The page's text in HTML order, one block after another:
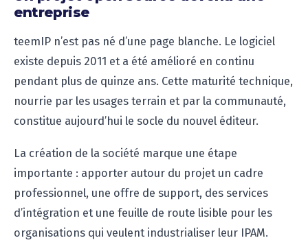
entreprise
teemIP n’est pas né d’une page blanche. Le logiciel
existe depuis 2011 et a été amélioré en continu
pendant plus de quinze ans. Cette maturité technique,
nourrie par les usages terrain et par la communauté,
constitue aujourd’hui le socle du nouvel éditeur.
La création de la société marque une étape
importante : apporter autour du projet un cadre
professionnel, une offre de support, des services
d’intégration et une feuille de route lisible pour les
organisations qui veulent industrialiser leur IPAM.